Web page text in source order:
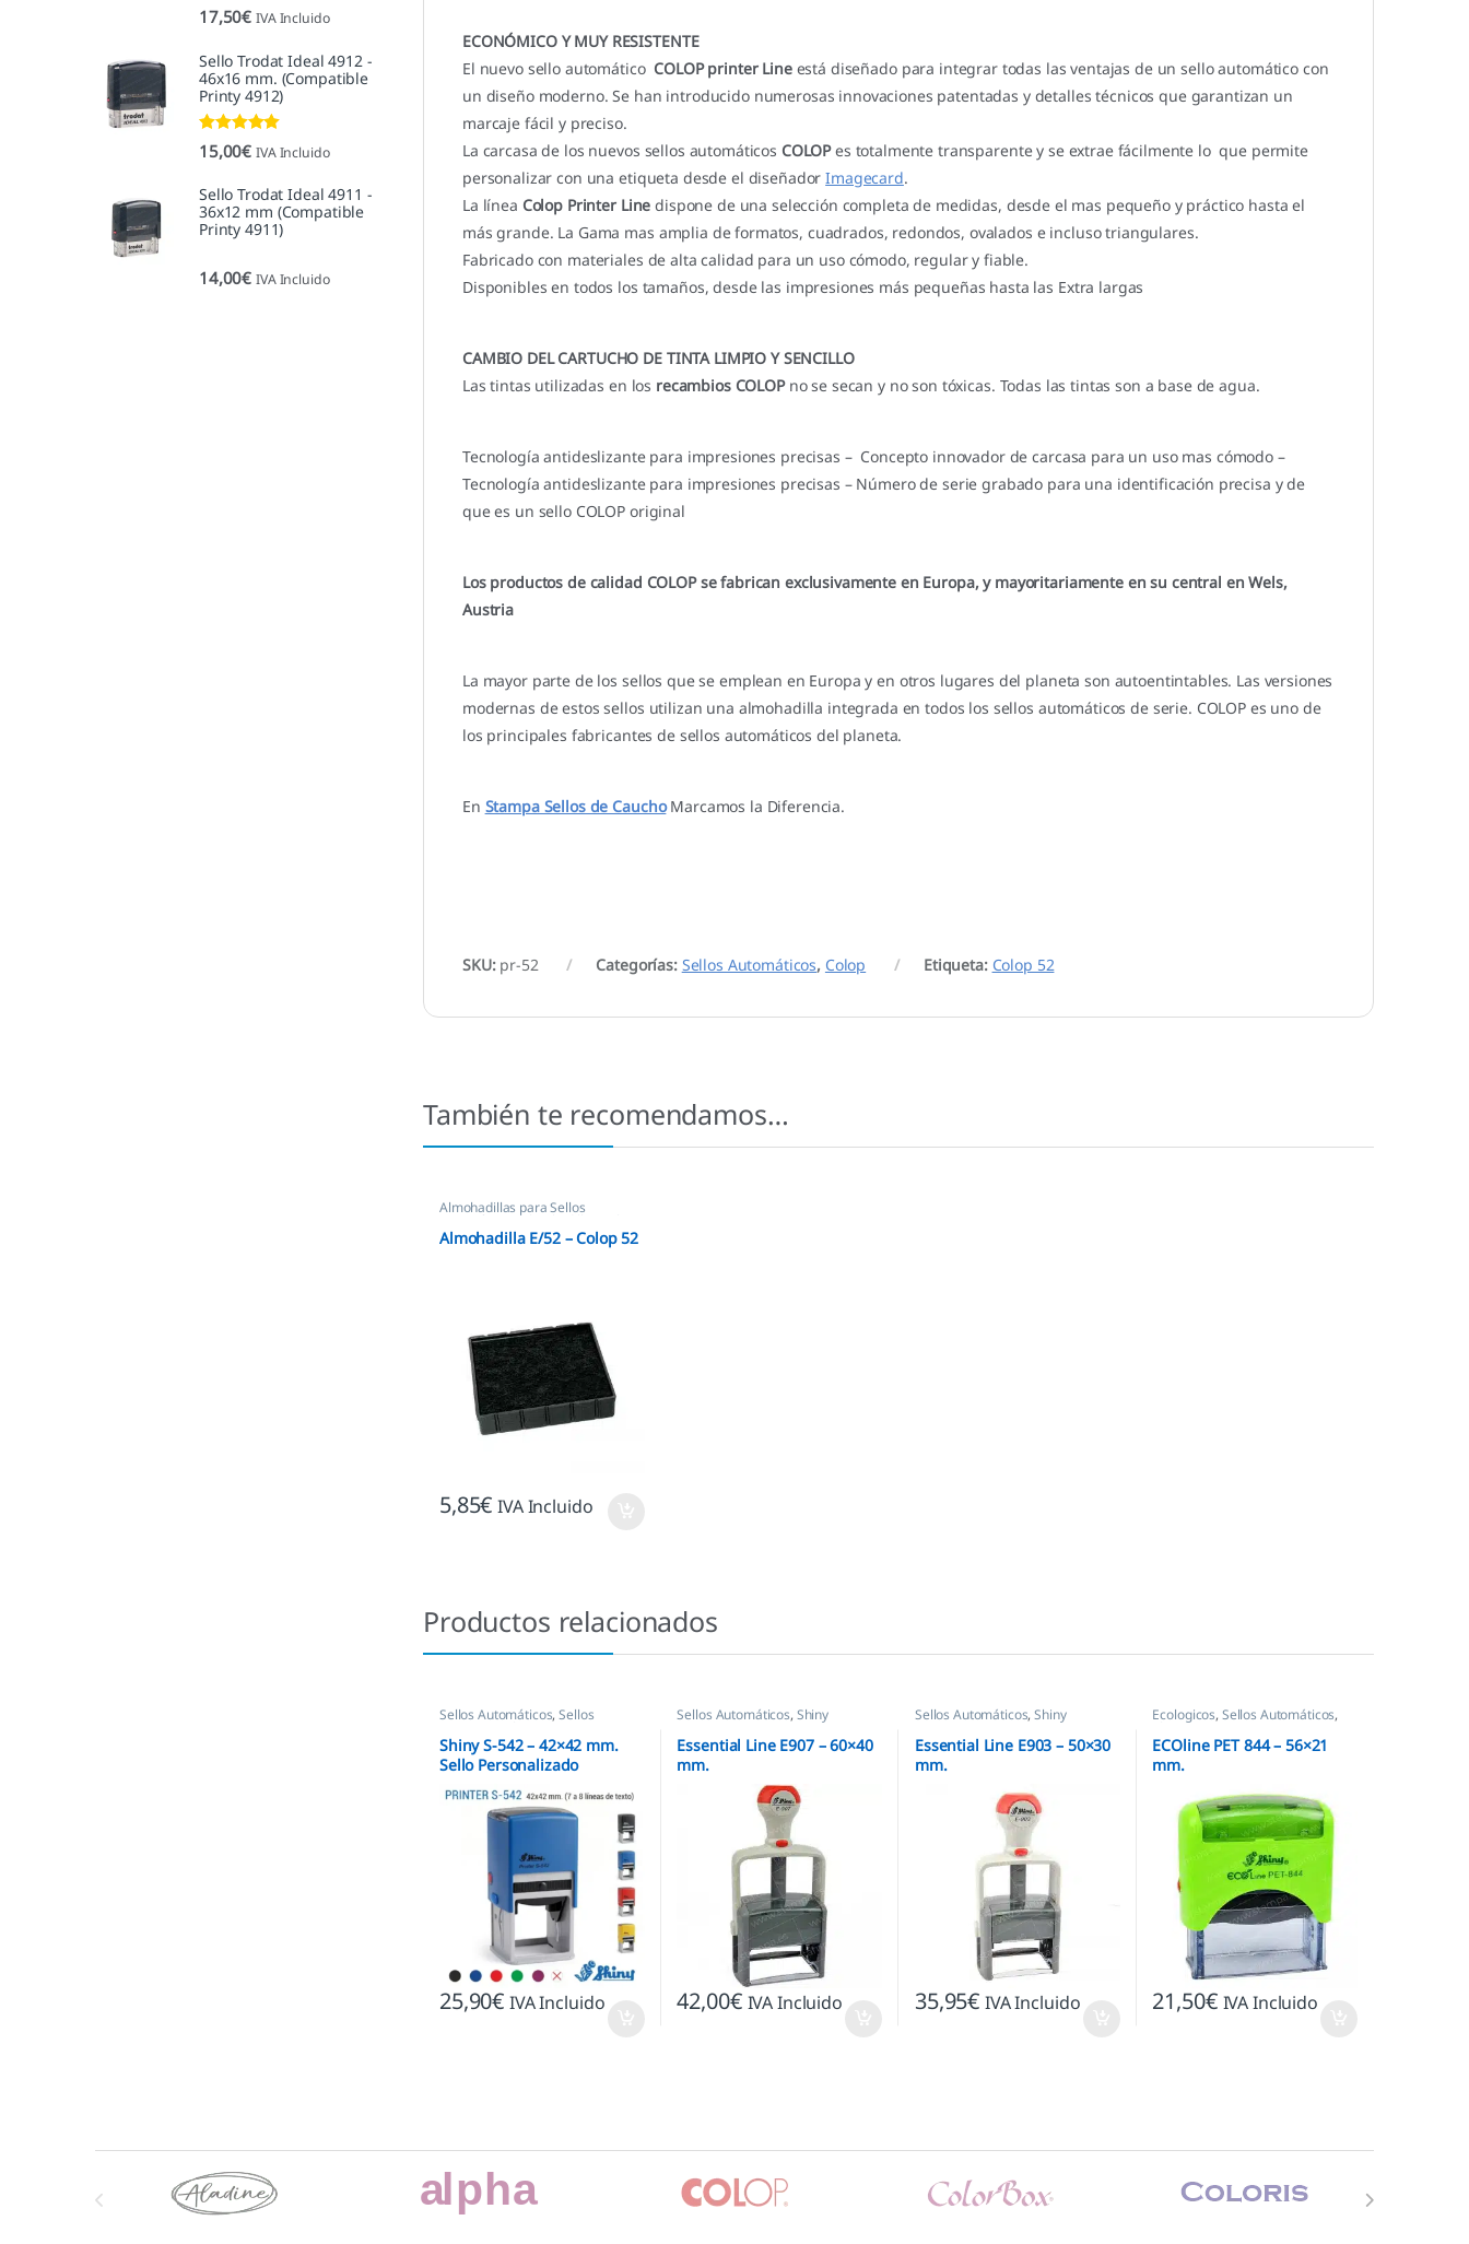
ECONÓMICO Y MUY RESISTENTE
El nuevo sello automático COLOP printer Lineestá diseñado para integrar todas las ventajas de un sello automático con
un diseño moderno. Se han introducido numerosas innovaciones patentadas y detalles técnicos que garantizan un
marcaje fácil y preciso.
La carcasa de los nuevos sellos automáticos COLOPes totalmente transparente y se extrae fácilmente lo que permite
personalizar con una etiqueta desde el diseñadorImagecard.
La línea Colop Printer Line dispone de una selección completa de medidas, desde el mas pequeño y práctico hasta el
más grande. La Gama mas amplia de formatos, cuadrados, redondos, ovalados e incluso triangulares.
Fabricado con materiales de alta calidad para un uso cómodo, regular y fiable.
Disponibles en todos los tamaños, desde las impresiones más pequeñas hasta las Extra largas
CAMBIO DEL CARTUCHO DE TINTA LIMPIO Y SENCILLO
Las tintas utilizadas en los recambios COLOPno se secan y no son tóxicas. Todas las tintas son a base de agua.
Tecnología antideslizante para impresiones precisas – Concepto innovador de carcasa para un uso mas cómodo –
Tecnología antideslizante para impresiones precisas – Número de serie grabado para una identificación precisa y de
que es un sello COLOP original
Los productos de calidad COLOP se fabrican exclusivamente en Europa, y mayoritariamente en su central en Wels,
Austria
La mayor parte de los sellos que se emplean en Europa y en otros lugares del planeta son autoentintables. Las versiones
modernas de estos sellos utilizan una almohadilla integrada en todos los sellos automáticos de serie. COLOP es uno de
los principales fabricantes de sellos automáticos del planeta.
En Stampa Sellos de CauchoMarcamos la Diferencia.
SKU: pr-52 Categorías: Sellos Automáticos, Colop Etiqueta: Colop 52
También te recomendamos…
Almohadillas para Sellos
Automáticos ,Almohadillas Colop
Almohadilla E/52 – Colop 52
5,85€ IVA Incluido
Productos relacionados
Sellos Automáticos,Sellos
Shiny S-542 – 42×42 mm.
Sello Personalizado
Automático
25,90€ IVA Incluido
Sellos Automáticos, Shiny
Essential Line E907 – 60×40
mm.
42,00€ IVA Incluido
Sellos Automáticos,Shiny
Essential Line E903 – 50×30
mm.
35,95€ IVA Incluido
Ecologicos, Sellos Automáticos,
ECOline PET 844 – 56×21
mm.
21,50€ IVA Incluido
Valorado con
5.00de 5
17,50€ IVA Incluido
Sello Trodat Ideal 4912 -
46x16 mm. (Compatible
Printy 4912)
Valorado con
5.00de 5
15,00€ IVA Incluido
Sello Trodat Ideal 4911 -
36x12 mm (Compatible
Printy 4911)
14,00€ IVA Incluido
Marcas De Carrusel